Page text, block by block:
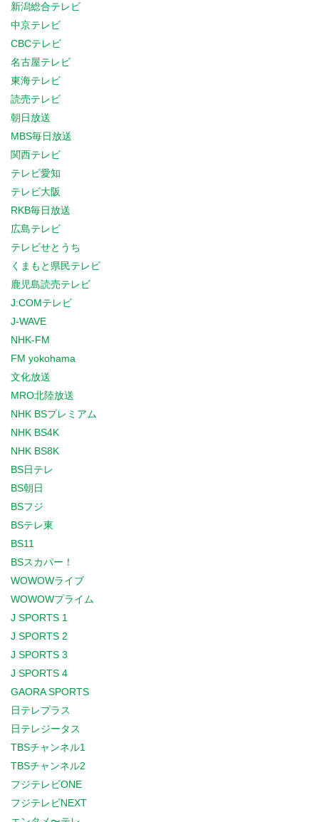
新潟総合テレビ
中京テレビ
CBCテレビ
名古屋テレビ
東海テレビ
読売テレビ
朝日放送
MBS毎日放送
関西テレビ
テレビ愛知
テレビ大阪
RKB毎日放送
広島テレビ
テレビせとうち
くまもと県民テレビ
鹿児島読売テレビ
J:COMテレビ
J-WAVE
NHK-FM
FM yokohama
文化放送
MRO北陸放送
NHK BSプレミアム
NHK BS4K
NHK BS8K
BS日テレ
BS朝日
BSフジ
BSテレ東
BS11
BSスカパー！
WOWOWライブ
WOWOWプライム
J SPORTS 1
J SPORTS 2
J SPORTS 3
J SPORTS 4
GAORA SPORTS
日テレプラス
日テレジータス
TBSチャンネル1
TBSチャンネル2
フジテレビONE
フジテレビNEXT